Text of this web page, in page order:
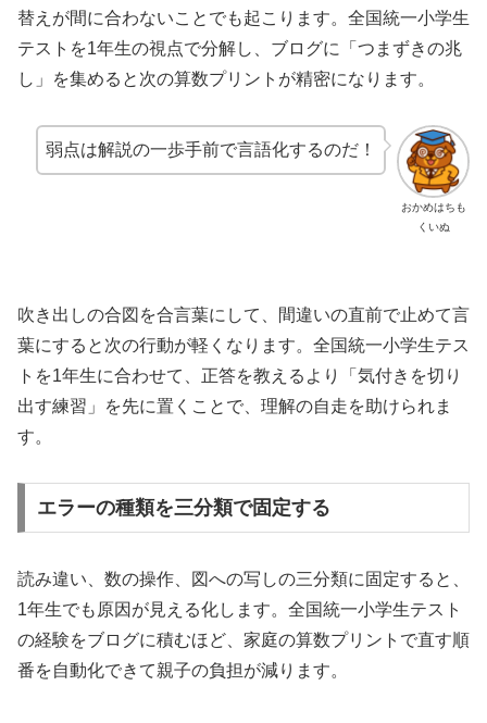
替えが間に合わないことでも起こります。全国統一小学生
テストを1年生の視点で分解し、ブログに「つまずきの兆
し」を集めると次の算数プリントが精密になります。
おかめはちも
くいぬ
弱点は解説の一歩手前で言語化するのだ！
吹き出しの合図を合言葉にして、間違いの直前で止めて言
葉にすると次の行動が軽くなります。全国統一小学生テス
トを1年生に合わせて、正答を教えるより「気付きを切り
出す練習」を先に置くことで、理解の自走を助けられま
す。
エラーの種類を三分類で固定する
読み違い、数の操作、図への写しの三分類に固定すると、
1年生でも原因が見える化します。全国統一小学生テスト
の経験をブログに積むほど、家庭の算数プリントで直す順
番を自動化できて親子の負担が減ります。